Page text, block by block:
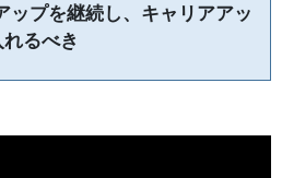
ップを継続し、キャリアアッ
るべき